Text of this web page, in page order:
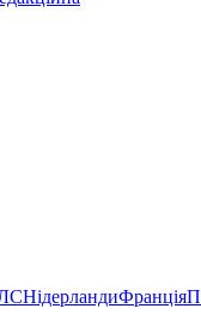
НідерландиФранція